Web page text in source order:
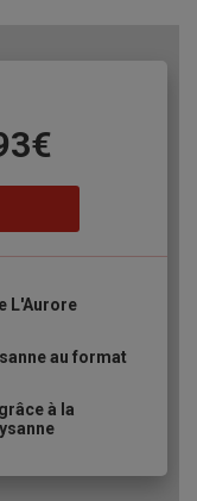
L'Aurore
au format
à la